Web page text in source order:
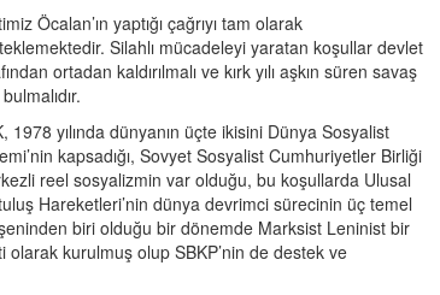
Öcalan’ın yaptığı çağrıyı tam olarak
Silahlı mücadeleyi yaratan koşullar devlet
ortadan kaldırılmalı ve kırk yılı aşkın süren savaş
1978 yılında dünyanın üçte ikisini Dünya Sosyalist
kapsadığı, Sovyet Sosyalist Cumhuriyetler Birliği
reel sosyalizmin var olduğu, bu koşullarda Ulusal
Hareketleri’nin dünya devrimci sürecinin üç temel
biri olduğu bir dönemde Marksist Leninist bir
olarak kurulmuş olup SBKP’nin de destek ve